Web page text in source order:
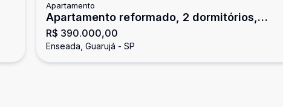
Apartamento
Apartamento reformado, 2 dormitórios,
Enseada, Guarujá
R$ 390.000,00
Enseada, Guarujá - SP